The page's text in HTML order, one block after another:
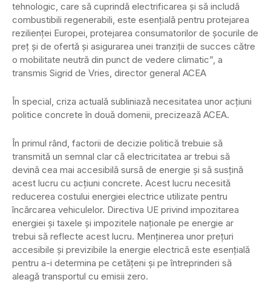
tehnologic, care să cuprindă electrificarea și să includă
combustibili regenerabili, este esențială pentru protejarea
rezilienței Europei, protejarea consumatorilor de șocurile de
preț și de ofertă și asigurarea unei tranziții de succes către
o mobilitate neutră din punct de vedere climatic”, a
transmis Sigrid de Vries, director general ACEA
În special, criza actuală subliniază necesitatea unor acțiuni
politice concrete în două domenii, precizează ACEA.
În primul rând, factorii de decizie politică trebuie să
transmită un semnal clar că electricitatea ar trebui să
devină cea mai accesibilă sursă de energie și să susțină
acest lucru cu acțiuni concrete. Acest lucru necesită
reducerea costului energiei electrice utilizate pentru
încărcarea vehiculelor. Directiva UE privind impozitarea
energiei și taxele și impozitele naționale pe energie ar
trebui să reflecte acest lucru. Menținerea unor prețuri
accesibile și previzibile la energie electrică este esențială
pentru a-i determina pe cetățeni și pe întreprinderi să
aleagă transportul cu emisii zero.